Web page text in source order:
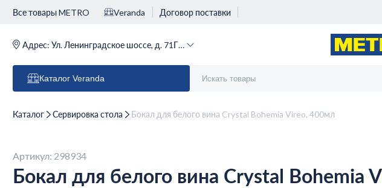
Все товары METRO Veranda Договор поставки
Адрес: Ул. Ленинградское шоссе, д. 71Г (м. Речной вокзал)
Каталог Veranda
Каталог Сервировка стола Бокал для белого вина Crystal Bohemia Vireo, 400мл
Артикул: 298934
Бокал для белого вина Crystal Bohemia